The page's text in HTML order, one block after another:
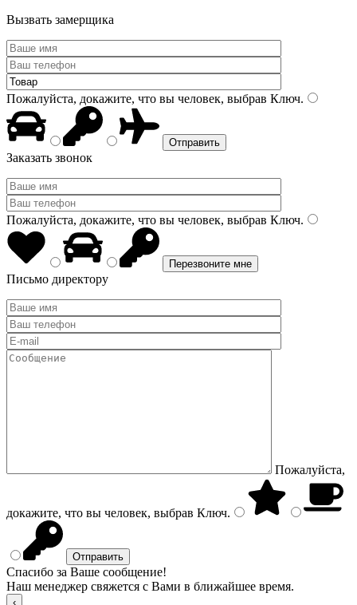
Вызвать замерщика
Пожалуйста, докажите, что вы человек, выбрав Ключ.
Заказать звонок
Пожалуйста, докажите, что вы человек, выбрав Ключ.
Письмо директору
Пожалуйста,
докажите, что вы человек, выбрав Ключ.
Спасибо за Ваше сообщение!
Наш менеджер свяжется с Вами в ближайшее время.